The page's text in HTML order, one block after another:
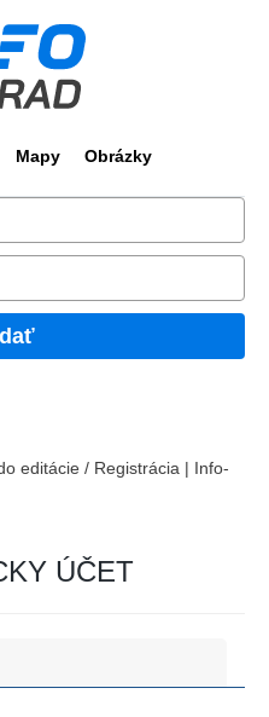
Mapy Obrázky
editácie / Registrácia | Info-
ÚČET